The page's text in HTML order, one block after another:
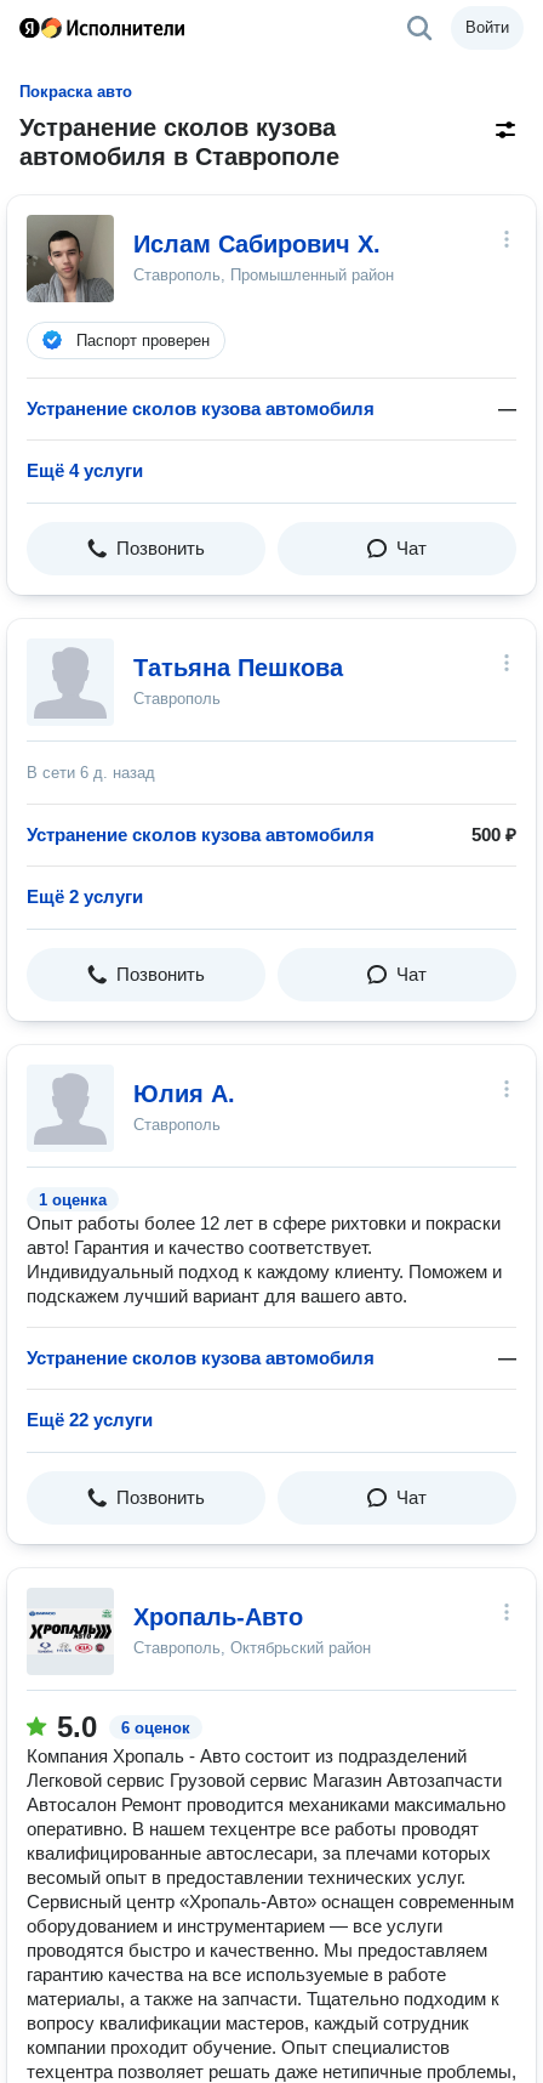
Войти
Покраска авто
Устранение сколов кузова
автомобиля в Ставрополе
Ислам Сабирович Х.
Ставрополь, Промышленный район
Паспорт проверен
Устранение сколов кузова автомобиля —
Ещё 4 услуги
Позвонить Чат
Татьяна Пешкова
Ставрополь
В сети 6 д. назад
Устранение сколов кузова автомобиля 500 ₽
Ещё 2 услуги
Позвонить Чат
Юлия А.
Ставрополь
1 оценка
Опыт работы более 12 лет в сфере рихтовки и покраски
авто! Гарантия и качество соответствует.
Индивидуальный подход к каждому клиенту. Поможем и
подскажем лучший вариант для вашего авто.
Устранение сколов кузова автомобиля —
Ещё 22 услуги
Позвонить Чат
Хропаль-Авто
Ставрополь, Октябрьский район
5.0 6 оценок
Компания Хропаль - Авто состоит из подразделений
Легковой сервис Грузовой сервис Магазин Автозапчасти
Автосалон Ремонт проводится механиками максимально
оперативно. В нашем техцентре все работы проводят
квалифицированные автослесари, за плечами которых
весомый опыт в предоставлении технических услуг.
Сервисный центр «Хропаль-Авто» оснащен современным
оборудованием и инструментарием — все услуги
проводятся быстро и качественно. Мы предоставляем
гарантию качества на все используемые в работе
материалы, а также на запчасти. Тщательно подходим к
вопросу квалификации мастеров, каждый сотрудник
компании проходит обучение. Опыт специалистов
техцентра позволяет решать даже нетипичные проблемы,